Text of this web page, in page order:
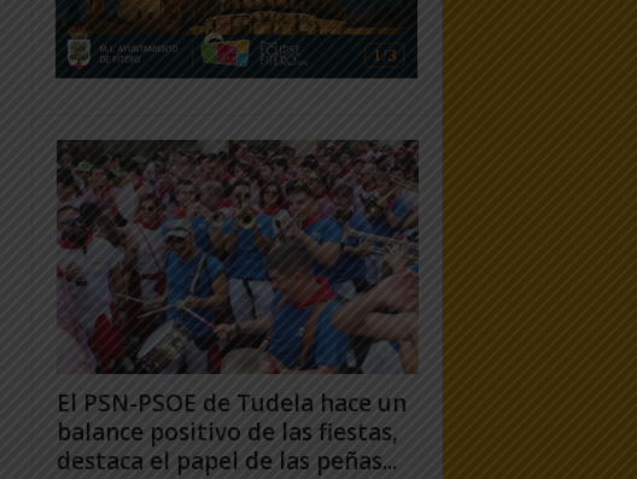
El PSN-PSOE de Tudela hace un
balance positivo de las fiestas,
destaca el papel de las peñas...